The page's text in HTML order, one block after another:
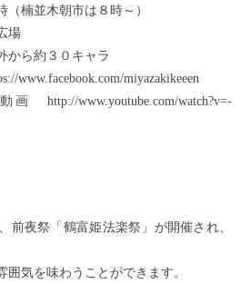
楠並木朝市は８時～）
場
ら約３０キャラ
miyazakikeeen
www.youtube.com/watch?v=-
夜祭「鶴富姫法楽祭」が開催され、
気を味わうことができます。